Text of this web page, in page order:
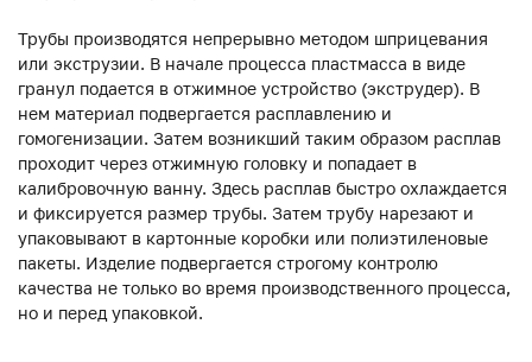
Трубы производятся непрерывно методом шприцевания
или экструзии. В начале процесса пластмасса в виде
гранул подается в отжимное устройство (экструдер). В
нем материал подвергается расплавлению и
гомогенизации. Затем возникший таким образом расплав
проходит через отжимную головку и попадает в
калибровочную ванну. Здесь расплав быстро охлаждается
и фиксируется размер трубы. Затем трубу нарезают и
упаковывают в картонные коробки или полиэтиленовые
пакеты. Изделие подвергается строгому контролю
качества не только во время производственного процесса,
но и перед упаковкой.